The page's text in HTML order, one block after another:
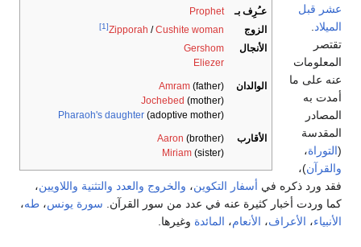
عـُرِف بـ
Prophet
الزوج
Zipporah /Cushite woman
[1]
الأنجال
Gershom
Eliezer
الوالدان Amram (father)
Jochebed (mother)
Pharaoh's daughter (adoptive mother)
الأقارب Aaron (brother)
Miriam (sister)
عشر قبل
الميلاد
تقتصر
المعلومات
عنه على ما
أمدت به
المصادر
المقدسة
(التوراة،
والقرآن)،
فقد ورد ذكره في أسفار التكوين، والخروج والعدد والتثنية واللاويين،
كما وردت أخبار كثيرة عنه في عدد من سور القرآن. سورة يونس، طه،
الأنبياء، الأعراف، الأنعام، المائدة وغيرها.